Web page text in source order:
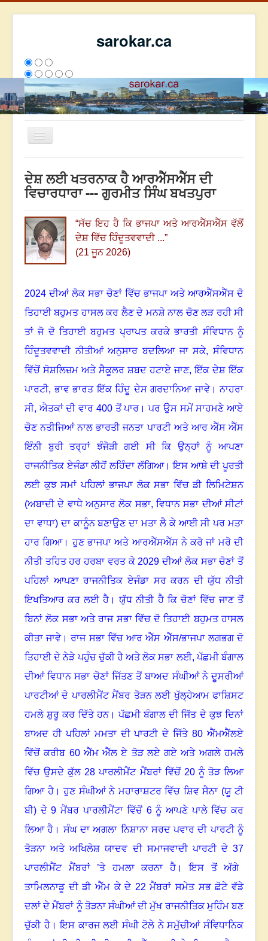
sarokar.ca
Toggle
ਰਚਨਾਵਾਂ
ਸੰਪਰਕ
We have 63 guests and no members online
2796164
ਇਸ ਹਫਤੇ
ਦੇਸ਼ ਲਈ ਖਤਰਨਾਕ ਹੈ ਆਰਐੱਸਐੱਸ ਦੀ
ਵਿਚਾਰਧਾਰਾ --- ਗੁਰਮੀਤ ਸਿੰਘ ਬਖਤਪੁਰਾ
“ਸੱਚ ਇਹ ਹੈ ਕਿ ਭਾਜਪਾ ਅਤੇ ਆਰਐੱਸਐੱਸ ਵੱਲੋਂ
ਦੇਸ਼ ਵਿੱਚ ਹਿੰਦੂਤਵਵਾਦੀ ...”
(21 ਜੂਨ 2026)
2024 ਦੀਆਂ ਲੋਕ ਸਭਾ ਚੋਣਾਂ ਵਿੱਚ ਭਾਜਪਾ ਅਤੇ ਆਰਐੱਸਐੱਸ ਦੋ
ਤਿਹਾਈ ਬਹੁਮਤ ਹਾਸਲ ਕਰ ਲੈਣ ਦੇ ਮਨਸ਼ੇ ਨਾਲ ਚੋਣ ਲੜ ਰਹੀ ਸੀ
ਤਾਂ ਜੋ ਦੋ ਤਿਹਾਈ ਬਹੁਮਤ ਪ੍ਰਾਪਤ ਕਰਕੇ ਭਾਰਤੀ ਸੰਵਿਧਾਨ ਨੂੰ
ਹਿੰਦੂਤਵਵਾਦੀ ਨੀਤੀਆਂ ਅਨੁਸਾਰ ਬਦਲਿਆ ਜਾ ਸਕੇ,ਸੰਵਿਧਾਨ
ਵਿੱਚੋਂ ਸੋਸ਼ਲਿਜ਼ਮ ਅਤੇ ਸੈਕੂਲਰ ਸ਼ਬਦ ਹਟਾਏ ਜਾਣ,ਇੱਕ ਦੇਸ਼ ਇੱਕ
ਪਾਰਟੀ,ਭਾਵ ਭਾਰਤ ਇੱਕ ਹਿੰਦੂ ਦੇਸ ਗਰਦਾਨਿਆ ਜਾਵੇ।ਨਾਹਰਾ
ਸੀ, ਐਤਕਾਂ ਦੀ ਵਾਰ 400ਤੋਂ ਪਾਰ। ਪਰ ਉਸ ਸਮੇਂ ਸਾਹਮਣੇ ਆਏ
ਚੋਣ ਨਤੀਜਿਆਂ ਨਾਲ ਭਾਰਤੀ ਜਨਤਾ ਪਾਰਟੀ ਅਤੇ ਆਰ ਐੱਸ ਐੱਸ
ਇੰਨੀ ਬੁਰੀ ਤਰ੍ਹਾਂ ਝੰਜੋੜੀ ਗਈ ਸੀ ਕਿ ਉਨ੍ਹਾਂ ਨੂੰ ਆਪਣਾ
ਰਾਜਨੀਤਿਕ ਏਜੰਡਾ ਲੀਹੋਂ ਲਹਿੰਦਾ ਲੱਗਿਆ।ਇਸ ਆਸ਼ੇ ਦੀ ਪੂਰਤੀ
ਲਈ ਕੁਝ ਸਮਾਂ ਪਹਿਲਾਂ ਭਾਜਪਾ ਲੋਕ ਸਭਾ ਵਿੱਚ ਡੀ ਲਿਮਿਟੇਸ਼ਨ
(ਅਬਾਦੀ ਦੇ ਵਾਧੇ ਅਨੁਸਾਰ ਲੋਕ ਸਭਾ,ਵਿਧਾਨ ਸਭਾ ਦੀਆਂ ਸੀਟਾਂ
ਦਾ ਵਾਧਾ) ਦਾ ਕਾਨੂੰਨ ਬਣਾਉਣ ਦਾ ਮਤਾ ਲੈ ਕੇ ਆਈ ਸੀ ਪਰ ਮਤਾ
ਹਾਰ ਗਿਆ।ਹੁਣ ਭਾਜਪਾ ਅਤੇ ਆਰਐੱਸਐੱਸ ਨੇ ਕਰੋ ਜਾਂ ਮਰੋ ਦੀ
ਨੀਤੀ ਤਹਿਤ ਹਰ ਹਰਬਾ ਵਰਤ ਕੇ 2029 ਦੀਆਂ ਲੋਕ ਸਭਾ ਚੋਣਾਂ ਤੋਂ
ਪਹਿਲਾਂ ਆਪਣਾ ਰਾਜਨੀਤਿਕ ਏਜੰਡਾ ਸਰ ਕਰਨ ਦੀ ਯੁੱਧ ਨੀਤੀ
ਇਖਤਿਆਰ ਕਰ ਲਈ ਹੈ ।ਯੁੱਧ ਨੀਤੀ ਹੈ ਕਿ ਚੋਣਾਂ ਵਿੱਚ ਜਾਣ ਤੋਂ
ਬਿਨਾਂ ਲੋਕ ਸਭਾ ਅਤੇ ਰਾਜ ਸਭਾ ਵਿੱਚ ਦੋ ਤਿਹਾਈ ਬਹੁਮਤ ਹਾਸਲ
ਕੀਤਾ ਜਾਵੇ। ਰਾਜ ਸਭਾ ਵਿੱਚ ਆਰ ਐੱਸ ਐੱਸ/ਭਾਜਪਾ ਲਗਭਗ ਦੋ
ਤਿਹਾਈ ਦੇ ਨੇੜੇ ਪਹੁੰਚ ਚੁੱਕੀ ਹੈ ਅਤੇ ਲੋਕ ਸਭਾ ਲਈ,ਪੱਛਮੀ ਬੰਗਾਲ
ਦੀਆਂ ਵਿਧਾਨ ਸਭਾ ਚੋਣਾਂ ਜਿੱਤਣ ਤੋਂ ਬਾਅਦ ਸੰਘੀਆਂ ਨੇ ਦੂਸਰੀਆਂ
ਪਾਰਟੀਆਂ ਦੇ ਪਾਰਲੀਮੈਂਟ ਮੈਂਬਰ ਤੋੜਨ ਲਈ ਖੁੱਲ੍ਹੇਆਮ ਫਾਸ਼ਿਸਟ
ਹਮਲੇ ਸ਼ੁਰੂ ਕਰ ਦਿੱਤੇ ਹਨ।ਪੱਛਮੀ ਬੰਗਾਲ ਦੀ ਜਿੱਤ ਦੇ ਕੁਝ ਦਿਨਾਂ
ਬਾਅਦ ਹੀ ਪਹਿਲਾਂ ਮਮਤਾ ਦੀ ਪਾਰਟੀ ਦੇ ਜਿੱਤੇ80 ਐੱਮਐੱਲਏ
ਵਿੱਚੋਂ ਕਰੀਬ 60 ਐੱਮ ਐੱਲ ਏ ਤੋੜ ਲਏ ਗਏ ਅਤੇ ਅਗਲੇ ਹਮਲੇ
ਵਿੱਚ ਉਸਦੇ ਕੁੱਲ 28 ਪਾਰਲੀਮੈਂਟ ਮੈਂਬਰਾਂ ਵਿੱਚੋਂ 20ਨੂੰ ਤੋੜ ਲਿਆ
ਗਿਆ ਹੈ।ਹੁਣ ਸੰਘੀਆਂ ਨੇ ਮਹਾਰਾਸ਼ਟਰ ਵਿੱਚ ਸ਼ਿਵ ਸੈਨਾ (ਯੂ ਟੀ
ਬੀ) ਦੇ9 ਮੈਂਬਰ ਪਾਰਲੀਮੈਂਟਾ ਵਿੱਚੋਂ 6ਨੂੰ ਆਪਣੇ ਪਾਲੇ ਵਿੱਚ ਕਰ
ਲਿਆ ਹੈ । ਸੰਘ ਦਾ ਅਗਲਾ ਨਿਸ਼ਾਨਾ ਸਰਦ ਪਵਾਰ ਦੀ ਪਾਰਟੀ ਨੂੰ
ਤੋੜਨਾ ਅਤੇ ਅਖਿਲੇਸ਼ ਯਾਦਵ ਦੀ ਸਮਾਜਵਾਦੀ ਪਾਰਟੀ ਦੇ 37
ਪਾਰਲੀਮੈਂਟ ਮੈਂਬਰਾਂ ’ਤੇ ਹਮਲਾ ਕਰਨਾ ਹੈ।ਇਸ ਤੋਂ ਅੱਗੇ
ਤਾਮਿਲਨਾਡੂ ਦੀ ਡੀ ਐੱਮ ਕੇ ਦੇ 22 ਮੈਂਬਰਾਂ ਸਮੇਤ ਸਭ ਛੋਟੇ ਵੱਡੇ
ਦਲਾਂ ਦੇ ਮੈਂਬਰਾਂ ਨੂੰ ਤੋੜਨਾ ਸੰਘੀਆਂ ਦੀ ਮੁੱਖ ਰਾਜਨੀਤਿਕ ਮੁਹਿੰਮ ਬਣ
ਚੁੱਕੀ ਹੈ।ਇਸ ਕਾਰਜ ਲਈ ਸੰਘੀ ਟੋਲੇ ਨੇ ਸਮੁੱਚੀਆਂ ਸੰਵਿਧਾਨਿਕ